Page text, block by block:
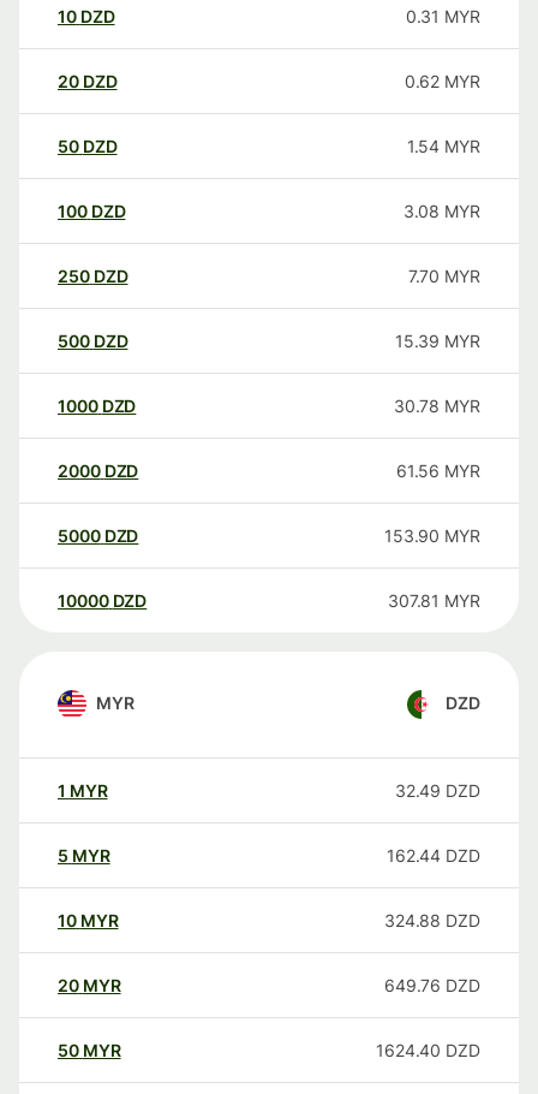
10 DZD 0.31 MYR
20 DZD 0.62 MYR
50 DZD 1.54 MYR
100 DZD 3.08 MYR
250 DZD 7.70 MYR
500 DZD 15.39 MYR
1000 DZD 30.78 MYR
2000 DZD 61.56 MYR
5000 DZD 153.90 MYR
10000 DZD 307.81 MYR
MYR DZD
1 MYR 32.49 DZD
5 MYR 162.44 DZD
10 MYR 324.88 DZD
20 MYR 649.76 DZD
50 MYR 1624.40 DZD